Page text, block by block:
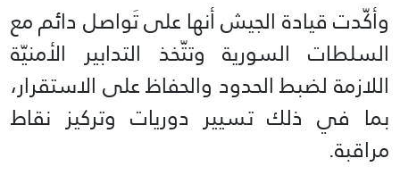
وأكّدت قيادة الجيش أنها على تَواصل دائم مع
السلطات السورية وتتّخذ التدابير الأمنيّة
اللازمة لضبط الحدود والحفاظ على الاستقرار،
بما في ذلك تسيير دوريات وتركيز نقاط
مراقبة.